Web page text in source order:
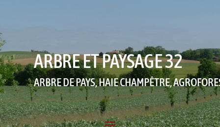
ARBRE ET PAYSAGE 32
ARBRE DE PAYS, HAIE CHAMPÊTRE,